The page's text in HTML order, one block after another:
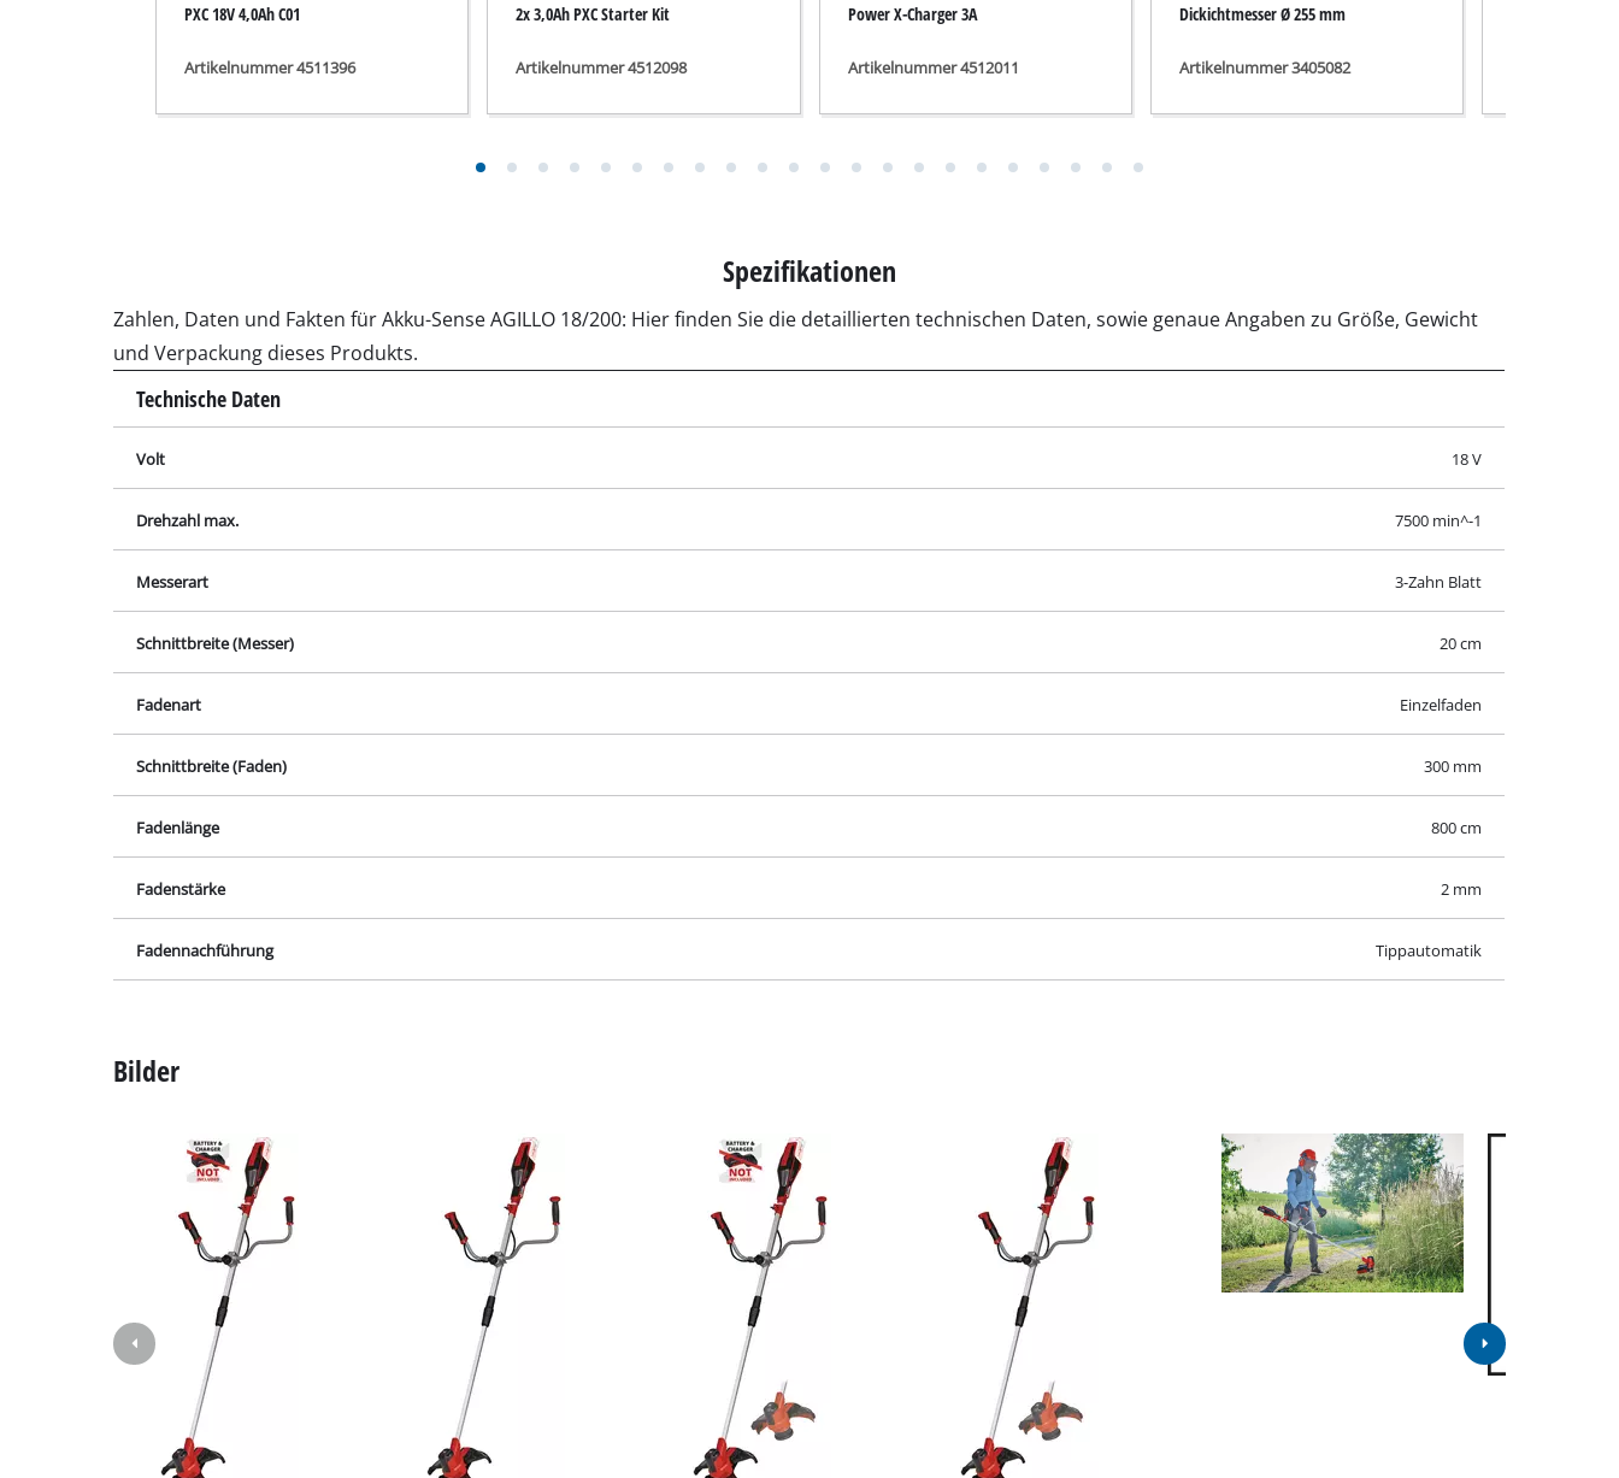
Sonstige Schleifmaschinen
Elektro-Kompressoren
Druckluftgeräte
Hobel / Fräsen
Rührwerke
Farbsprühgeräte
Elektroheizgeräte
Gasheizgeräte
Dieselheizgeräte
Klimageräte
Luftentfeuchter
Hand-Vertikutierer
Hochentaster
Häcksler
Grasscheren
Sägekettenschärfgeräte
PXC 18V 4,0Ah C01
Artikelnummer 4511396
2x 3,0Ah PXC Starter Kit
Artikelnummer 4512098
Power X-Charger 3A
Artikelnummer 4512011
Dickichtmesser Ø 255 mm
Artikelnummer 3405082
Spezifikationen
Zahlen, Daten und Fakten für Akku-Sense AGILLO 18/200: Hier finden Sie die detaillierten technischen Daten, sowie genaue Angaben zu Größe, Gewicht
und Verpackung dieses Produkts.
Technische Daten
Volt 18 V
Drehzahl max. 7500 min^-1
Messerart 3-Zahn Blatt
Schnittbreite (Messer) 20 cm
Fadenart Einzelfaden
Schnittbreite (Faden) 300 mm
Fadenlänge 800 cm
Fadenstärke 2 mm
Fadennachführung Tippautomatik
Bilder